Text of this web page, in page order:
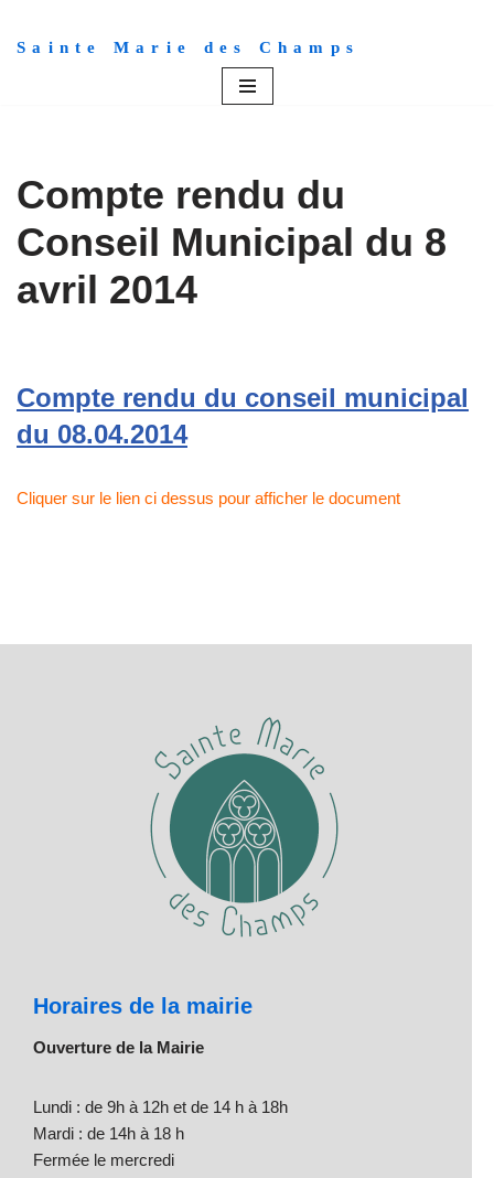
Aller
Sainte Marie des Champs
Compte rendu du
Conseil Municipal du 8
avril 2014
Compte rendu du conseil municipal
du 08.04.2014
Cliquer sur le lien ci dessus pour afficher le document
Horaires de la mairie
Ouverture de la Mairie
Lundi : de 9h à 12h et de 14 h à 18h
Mardi : de 14h à 18 h
Fermée le mercredi